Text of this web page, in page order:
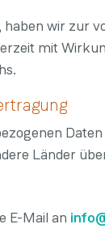
wir zur
mit
Länder
E-Mail an